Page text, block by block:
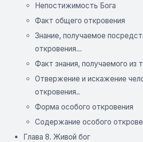
Непостижимость Бога
Факт общего откровения
Знание, получаемое
откровения...
Факт знания, получаемого из
Отвержение и искажение
откровения..
Форма особого откровения
Содержание особого
Глава 8. Живой бог